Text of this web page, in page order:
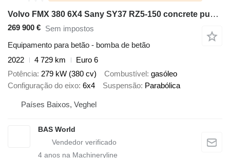
Volvo FMX 380 6X4 Sany SY37 RZ5-150 concrete pump steel suspension Aut
269 900 € Sem impostos
Equipamento para betão - bomba de betão
2022
4 729 km
Euro 6
Potência 279 kW (380 cv) Combustível gasóleo
Configuração do eixo 6x4 Suspensão Parabólica
Países Baixos, Veghel
BAS World
4 anos na Machineryline